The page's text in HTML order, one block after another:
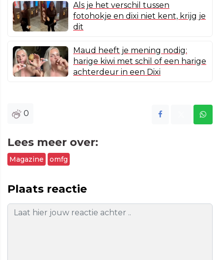
Als je het verschil tussen
fotohokje en dixi niet kent, krijg je
dit
Maud heeft je mening nodig:
harige kiwi met schil of een harige
achterdeur in een Dixi
0
Lees meer over:
Magazine omfg
Plaats reactie